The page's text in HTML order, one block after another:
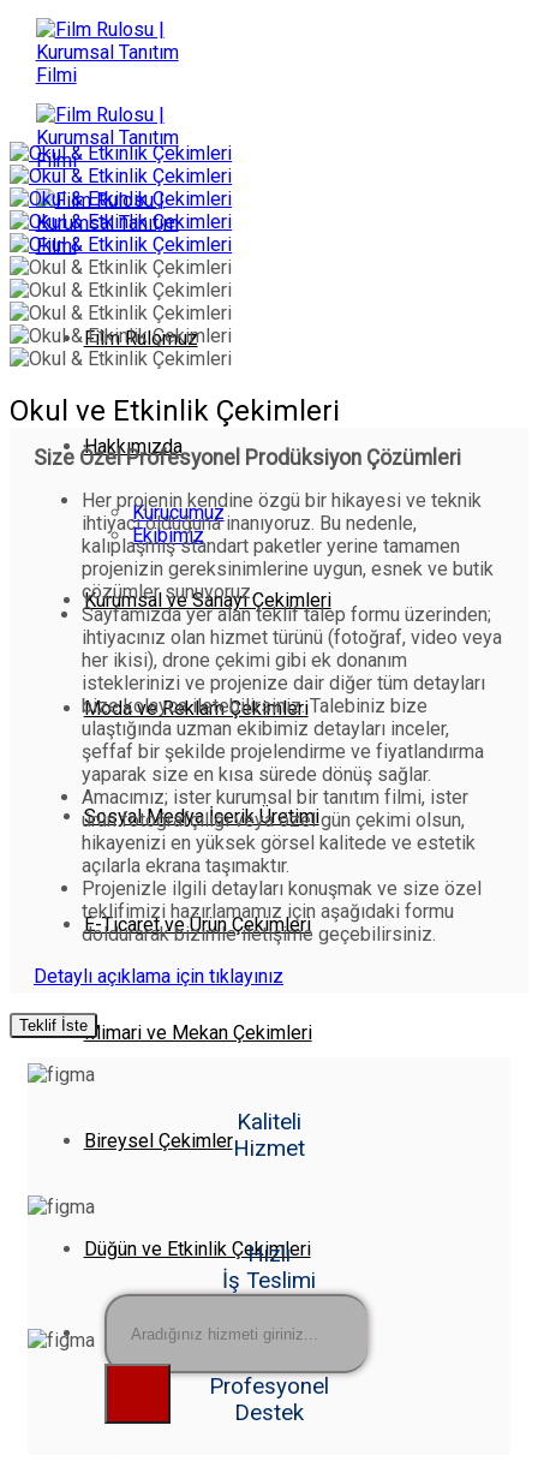
İçeriğe
atla
Film Rulomuz
Hakkımızda
Kurucumuz
Ekibimiz
Kurumsal ve Sanayi Çekimleri
Moda ve Reklam Çekimleri
Sosyal Medya İçerik Üretimi
E-Ticaret ve Ürün Çekimleri
Mimari ve Mekan Çekimleri
Bireysel Çekimler
Düğün ve Etkinlik Çekimleri
Ara:
Okul ve Etkinlik Çekimleri
Size Özel Profesyonel Prodüksiyon Çözümleri
Her projenin kendine özgü bir hikayesi ve teknik
ihtiyacı olduğuna inanıyoruz. Bu nedenle,
kalıplaşmış standart paketler yerine tamamen
projenizin gereksinimlerine uygun, esnek ve butik
çözümler sunuyoruz.
Sayfamızda yer alan teklif talep formu üzerinden;
ihtiyacınız olan hizmet türünü (fotoğraf, video veya
her ikisi), drone çekimi gibi ek donanım
isteklerinizi ve projenize dair diğer tüm detayları
bize kolayca iletebilirsiniz. Talebiniz bize
ulaştığında uzman ekibimiz detayları inceler,
şeffaf bir şekilde projelendirme ve fiyatlandırma
yaparak size en kısa sürede dönüş sağlar.
Amacımız; ister kurumsal bir tanıtım filmi, ister
ürün fotoğrafçılığı veya özel gün çekimi olsun,
hikayenizi en yüksek görsel kalitede ve estetik
açılarla ekrana taşımaktır.
Projenizle ilgili detayları konuşmak ve size özel
teklifimizi hazırlamamız için aşağıdaki formu
doldurarak bizimle iletişime geçebilirsiniz.
Detaylı açıklama için tıklayınız
Teklif İste
Kaliteli
Hizmet
Hızlı
İş Teslimi
Profesyonel
Destek